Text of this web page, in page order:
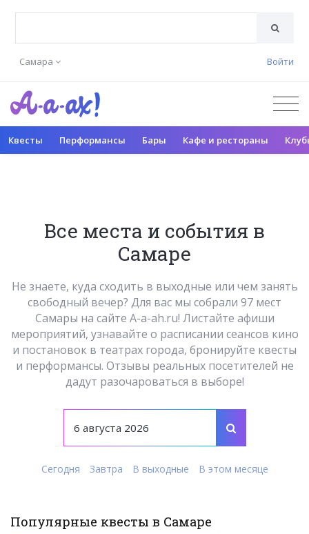
Самара Войти
Квесты Перформансы Бары Кафе и рестораны
Все места и события в
Самаре
Не знаете, куда сходить в выходные или чем занять
свободный вечер? Для вас мы собрали 97 мест
Самары на сайте A-a-ah.ru! Листайте афиши
мероприятий, узнавайте о расписании сеансов кино
и постановок в театрах города, бронируйте квесты
и перформансы. Отзывы реальных посетителей не
дадут разочароваться в выборе!
Сегодня Завтра В выходные В этом месяце
Популярные квесты в Самаре